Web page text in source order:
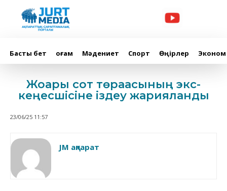
Басты бет Қоғам Мәдениет Спорт Өңірлер
Жоғарғы сот төрағасының экс-
кеңесшісіне іздеу жарияланды
23/06/25 11:57
JM ақпарат